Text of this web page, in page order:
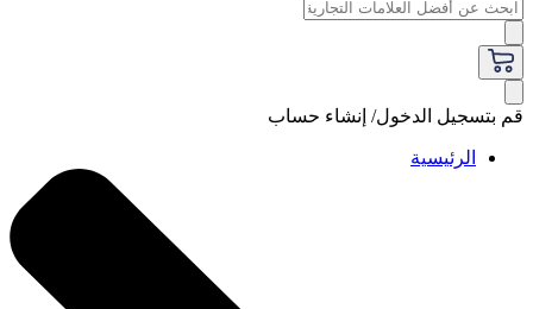
قم بتسجيل الدخول/ إنشاء حساب
الرئيسية